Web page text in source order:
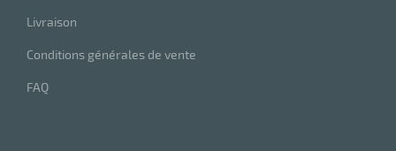
Livraison
Conditions générales de vente
FAQ